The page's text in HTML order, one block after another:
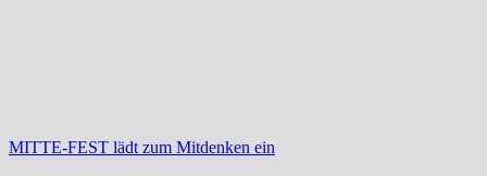
MITTE-FEST lädt zum Mitdenken ein